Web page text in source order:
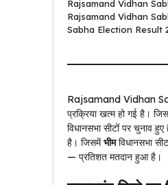
Rajsamand Vidhan
Rajsamand Vidhan
Sabha Election Result
Rajsamand Vidhan
प्रक्रिया खत्म हो गई है।
विधानसभा सीटों पर चुनाव
है। जिसमेंभीमविधानसभा
— प्रतिशत मतदान हुआ है।